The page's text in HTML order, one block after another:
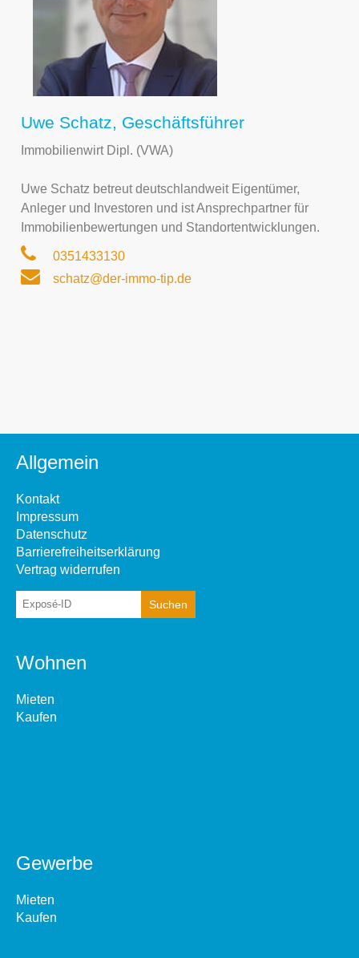
Uwe Schatz, Geschäftsführer
Immobilienwirt Dipl. (VWA)
Uwe Schatz betreut deutschlandweit Eigentümer,
Anleger und Investoren und ist Ansprechpartner für
Immobilienbewertungen und Standortentwicklungen.
0351433130
schatz@der-immo-tip.de
Allgemein
Kontakt
Impressum
Datenschutz
Barrierefreiheitserklärung
Vertrag widerrufen
Wohnen
Mieten
Kaufen
Gewerbe
Mieten
Kaufen